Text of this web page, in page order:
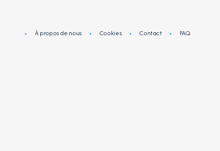
À propos de nous Cookies Contact FAQ